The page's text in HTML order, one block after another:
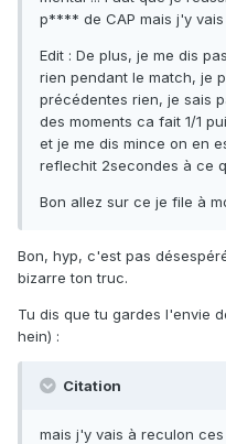
p**** de CAP mais j'y
Edit : De plus, je me dis
rien pendant le match, je
précédentes rien, je sais
des moments ca fait 1/1
et je me dis mince on en
reflechit 2secondes à ce
Bon allez sur ce je file à
Bon, hyp, c'est pas
bizarre ton truc.
Tu dis que tu gardes l'envie
hein) :
Citation
mais j'y vais à reculon